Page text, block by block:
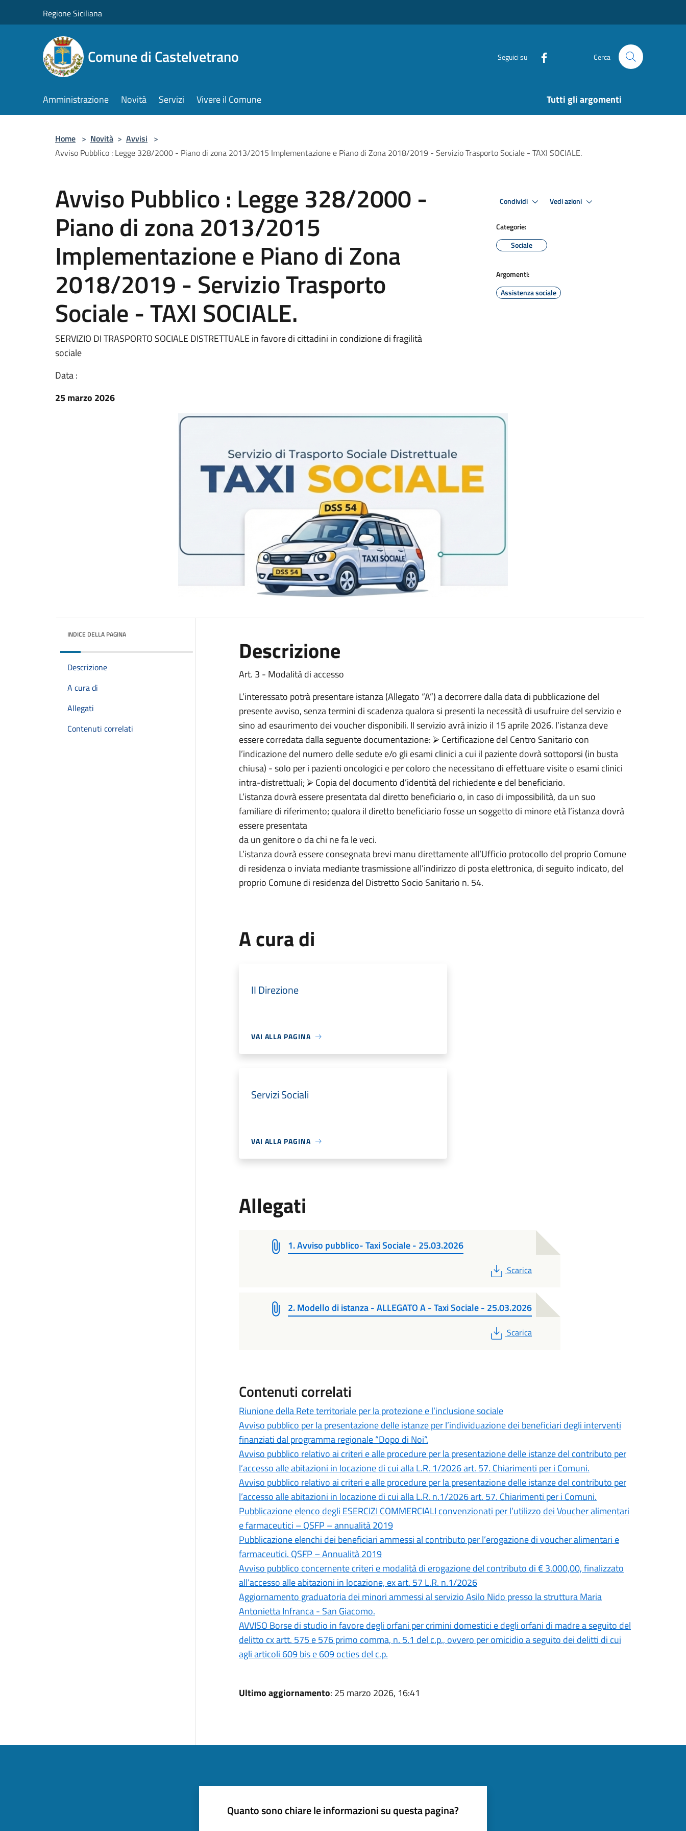
Regione Siciliana
Comune di Castelvetrano Seguici su Cerca
Amministrazione Novità Servizi Vivere il Comune Tutti gli argomenti
Home > Novità > Avvisi >
Avviso Pubblico : Legge 328/2000 - Piano di zona 2013/2015 Implementazione e Piano di Zona 2018/2019 - Servizio Trasporto Sociale - TAXI SOCIALE.
Avviso Pubblico : Legge 328/2000 -
Piano di zona 2013/2015
Implementazione e Piano di Zona
2018/2019 - Servizio Trasporto
Sociale - TAXI SOCIALE.
SERVIZIO DI TRASPORTO SOCIALE DISTRETTUALE in favore di cittadini in condizione di fragilità
sociale
Data :
25 marzo 2026
Condividi Vedi azioni
Categorie:
Sociale
Argomenti:
Assistenza sociale
INDICE DELLA PAGINA
Descrizione
A cura di
Allegati
Contenuti correlati
Descrizione
Art. 3 - Modalità di accesso
L’interessato potrà presentare istanza (Allegato “A”) a decorrere dalla data di pubblicazione del
presente avviso, senza termini di scadenza qualora si presenti la necessità di usufruire del servizio e
sino ad esaurimento dei voucher disponibili. Il servizio avrà inizio il 15 aprile 2026. l’istanza deve
essere corredata dalla seguente documentazione: ⮚ Certificazione del Centro Sanitario con
l’indicazione del numero delle sedute e/o gli esami clinici a cui il paziente dovrà sottoporsi (in busta
chiusa) - solo per i pazienti oncologici e per coloro che necessitano di effettuare visite o esami clinici
intra-distrettuali; ⮚ Copia del documento d’identità del richiedente e del beneficiario.
L’istanza dovrà essere presentata dal diretto beneficiario o, in caso di impossibilità, da un suo
familiare di riferimento; qualora il diretto beneficiario fosse un soggetto di minore età l’istanza dovrà
essere presentata
da un genitore o da chi ne fa le veci.
L’istanza dovrà essere consegnata brevi manu direttamente all’Ufficio protocollo del proprio Comune
di residenza o inviata mediante trasmissione all’indirizzo di posta elettronica, di seguito indicato, del
proprio Comune di residenza del Distretto Socio Sanitario n. 54.
A cura di
II Direzione
VAI ALLA PAGINA
Servizi Sociali
VAI ALLA PAGINA
Allegati
1. Avviso pubblico- Taxi Sociale - 25.03.2026
PDF
Scarica
2. Modello di istanza - ALLEGATO A - Taxi Sociale - 25.03.2026
PDF
Scarica
Contenuti correlati
Riunione della Rete territoriale per la protezione e l’inclusione sociale
Avviso pubblico per la presentazione delle istanze per l’individuazione dei beneficiari degli interventi
finanziati dal programma regionale “Dopo di Noi”.
Avviso pubblico relativo ai criteri e alle procedure per la presentazione delle istanze del contributo per
l’accesso alle abitazioni in locazione di cui alla L.R. 1/2026 art. 57. Chiarimenti per i Comuni.
Avviso pubblico relativo ai criteri e alle procedure per la presentazione delle istanze del contributo per
l’accesso alle abitazioni in locazione di cui alla L.R. n.1/2026 art. 57. Chiarimenti per i Comuni.
Pubblicazione elenco degli ESERCIZI COMMERCIALI convenzionati per l’utilizzo dei Voucher alimentari
e farmaceutici – QSFP – annualità 2019
Pubblicazione elenchi dei beneficiari ammessi al contributo per l’erogazione di voucher alimentari e
farmaceutici. QSFP – Annualità 2019
Avviso pubblico concernente criteri e modalità di erogazione del contributo di € 3.000,00, finalizzato
all’accesso alle abitazioni in locazione, ex art. 57 L.R. n.1/2026
Aggiornamento graduatoria dei minori ammessi al servizio Asilo Nido presso la struttura Maria
Antonietta Infranca - San Giacomo.
AVVISO Borse di studio in favore degli orfani per crimini domestici e degli orfani di madre a seguito del
delitto cx artt. 575 e 576 primo comma, n. 5.1 del c.p., ovvero per omicidio a seguito dei delitti di cui
agli articoli 609 bis e 609 octies del c.p.
Ultimo aggiornamento: 25 marzo 2026, 16:41
Quanto sono chiare le informazioni su questa pagina?